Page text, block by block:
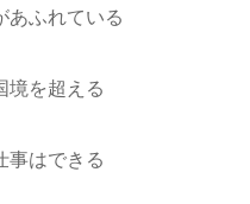
ふれている
境を超える
事はできる